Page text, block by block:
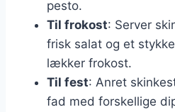
pesto.
Til frokost: Server
frisk salat og et
lækker frokost.
Til fest: Anret
fad med forskellige